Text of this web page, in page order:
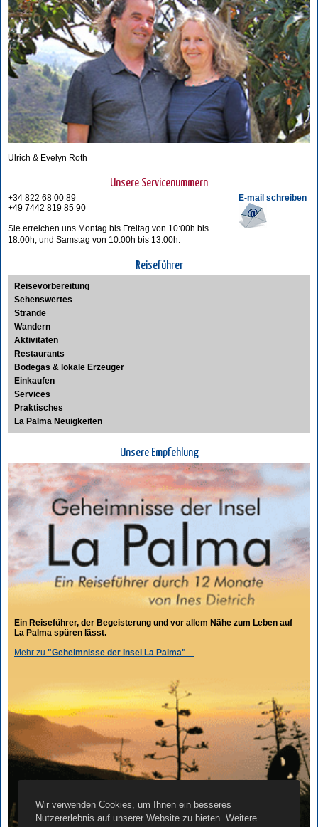
Ulrich & Evelyn Roth
Unsere Servicenummern
E-mail schreiben
+34 822 68 00 89
+49 7442 819 85 90
Sie erreichen uns Montag bis Freitag von 10:00h bis
18:00h, und Samstag von 10:00h bis 13:00h.
Reiseführer
Reisevorbereitung
Sehenswertes
Strände
Wandern
Aktivitäten
Restaurants
Bodegas & lokale Erzeuger
Einkaufen
Services
Praktisches
La Palma Neuigkeiten
Unsere Empfehlung
Ein Reiseführer, der Begeisterung und vor allem Nähe zum Leben auf
La Palma spüren lässt.
Mehr zu "Geheimnisse der Insel La Palma"…
Wir verwenden Cookies, um Ihnen ein besseres
Nutzererlebnis auf unserer Website zu bieten. Weitere